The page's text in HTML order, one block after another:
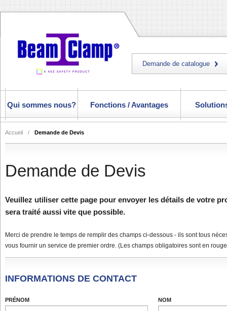
Demande de catalogue
Qui sommes nous? Fonctions / Avantages
Accueil / Demande de Devis
Demande de Devis
Veuillez utiliser cette page pour envoyer les détails de votre
sera traité aussi vite que possible.
Merci de prendre le temps de remplir des champs ci-dessous - ils sont tous
vous fournir un service de premier ordre. (Les champs obligatoires sont en
INFORMATIONS DE CONTACT
PRÉNOM NOM